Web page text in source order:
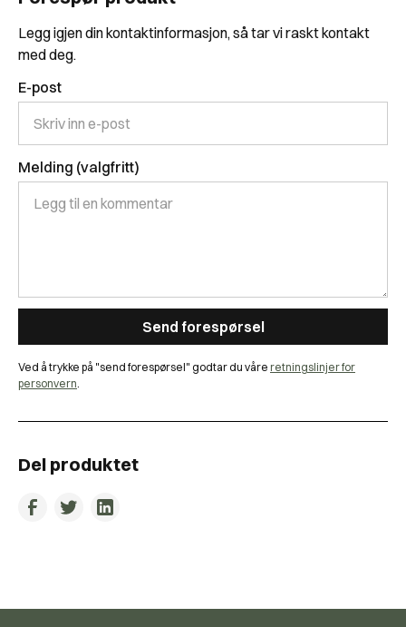
Legg igjen din kontaktinformasjon, så tar vi raskt kontakt
med deg.
E-post
Melding (valgfritt)
Ved å trykke på "send forespørsel" godtar du våre retningslinjer for
personvern.
Del produktet